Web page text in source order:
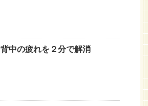
背中の疲れを２分で解消